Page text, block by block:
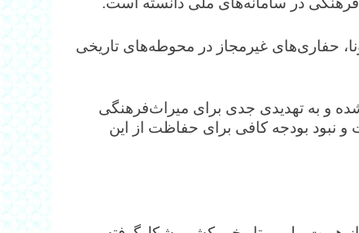
حفاری‌های غیرمجاز در محوطه‌های تاریخی
و به تهدیدی جدی برای میراث‌فرهنگی
بودجه کافی برای حفاظت از این